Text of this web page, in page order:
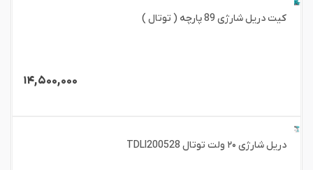
کیت دریل شارژی 89 پارچه ( توتال )
۱۴,۵۰۰,۰۰۰
دریل شارژی ۲۰ ولت توتال TDLI200528